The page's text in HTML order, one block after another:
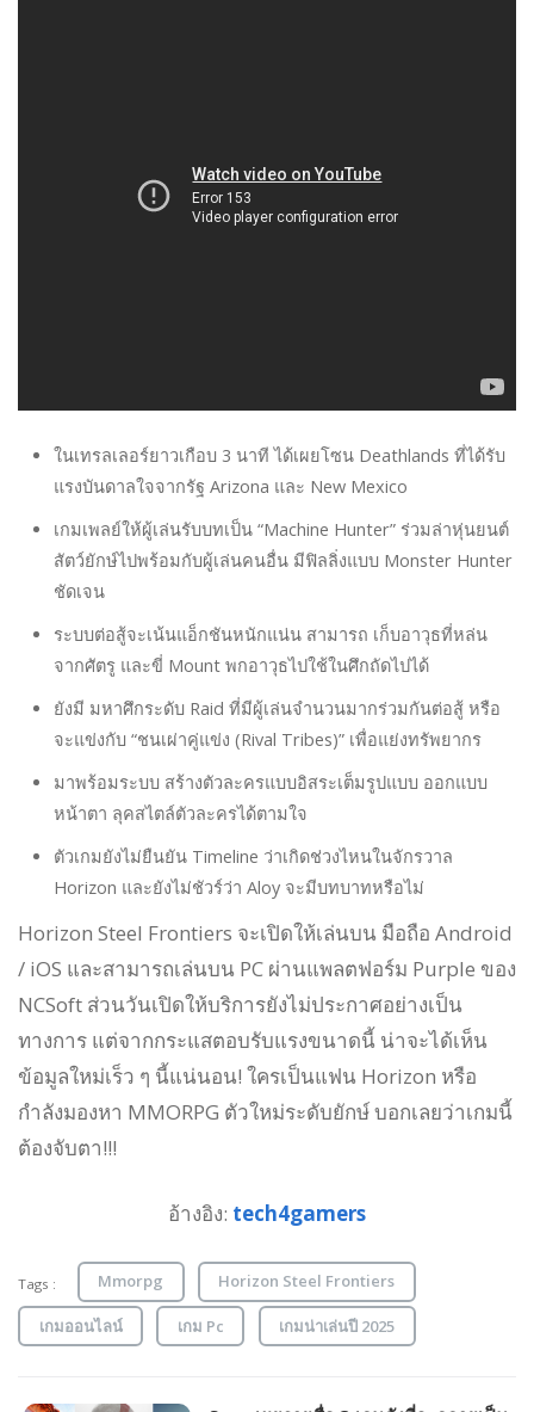
ในเทรลเลอร์ยาวเกือบ 3 นาที ได้เผยโซน Deathlands ที่ได้รับ
แรงบันดาลใจจากรัฐ Arizona และ New Mexico
เกมเพลย์ให้ผู้เล่นรับบทเป็น “Machine Hunter” ร่วมล่าหุ่นยนต์
สัตว์ยักษ์ไปพร้อมกับผู้เล่นคนอื่น มีฟิลลิ่งแบบ Monster Hunter
ชัดเจน
ระบบต่อสู้จะเน้นแอ็กชันหนักแน่น สามารถ เก็บอาวุธที่หล่น
จากศัตรู และขี่ Mount พกอาวุธไปใช้ในศึกถัดไปได้
ยังมี มหาศึกระดับ Raid ที่มีผู้เล่นจำนวนมากร่วมกันต่อสู้ หรือ
จะแข่งกับ “ชนเผ่าคู่แข่ง (Rival Tribes)” เพื่อแย่งทรัพยากร
มาพร้อมระบบ สร้างตัวละครแบบอิสระเต็มรูปแบบ ออกแบบ
หน้าตา ลุคสไตล์ตัวละครได้ตามใจ
ตัวเกมยังไม่ยืนยัน Timeline ว่าเกิดช่วงไหนในจักรวาล
Horizon และยังไม่ชัวร์ว่า Aloy จะมีบทบาทหรือไม่
Horizon Steel Frontiers จะเปิดให้เล่นบน มือถือ Android
/ iOS และสามารถเล่นบน PC ผ่านแพลตฟอร์ม Purple ของ
NCSoft ส่วนวันเปิดให้บริการยังไม่ประกาศอย่างเป็น
ทางการ แต่จากกระแสตอบรับแรงขนาดนี้ น่าจะได้เห็น
ข้อมูลใหม่เร็ว ๆ นี้แน่นอน! ใครเป็นแฟน Horizon หรือ
กำลังมองหา MMORPG ตัวใหม่ระดับยักษ์ บอกเลยว่าเกมนี้
ต้องจับตา!!!
อ้างอิง: tech4gamers
Tags : Mmorpg Horizon Steel Frontiers
เกมออนไลน์ เกม Pc เกมน่าเล่นปี 2025